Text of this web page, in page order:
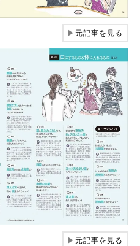
▶元記事を見る
▶元記事を見る